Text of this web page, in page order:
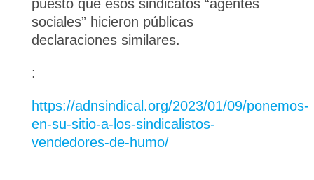
puesto que esos sindicatos “agentes
sociales” hicieron públicas
declaraciones similares.
:
https://adnsindical.org/2023/01/09/ponemos-
en-su-sitio-a-los-sindicalistos-
vendedores-de-humo/